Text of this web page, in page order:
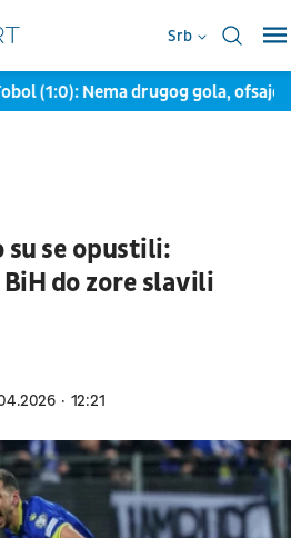
Srb
Nema drugog gola, ofsajd za
su se opustili:
do zore slavili
12:21